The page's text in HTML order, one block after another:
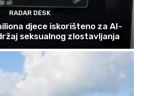
RADAR DESK
djece iskorišteno za AI-
seksualnog zlostavljanja